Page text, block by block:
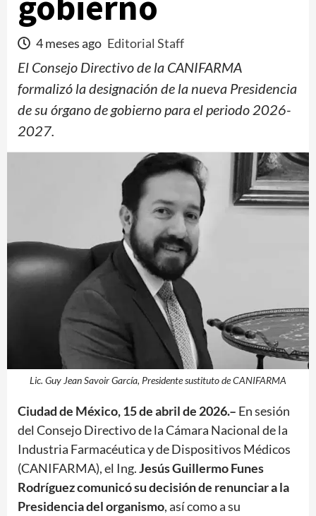
4 meses ago Editorial Staff
El Consejo Directivo de la CANIFARMA
formalizó la designación de la nueva Presidencia
de su órgano de gobierno para el periodo 2026-
2027.
Lic. Guy Jean Savoir García, Presidente sustituto de CANIFARMA
Ciudad de México, 15 de abril de 2026.– En sesión
del Consejo Directivo de la Cámara Nacional de la
Industria Farmacéutica y de Dispositivos Médicos
(CANIFARMA), el Ing.Jesús Guillermo Funes
Rodríguez comunicó su decisión de renunciar a la
Presidencia del organismo, así como a su